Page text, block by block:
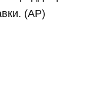
(AP)